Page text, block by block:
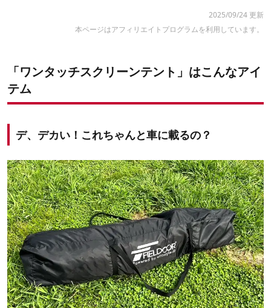
2025/09/24 更新
本ページはアフィリエイトプログラムを利用しています。
「ワンタッチスクリーンテント」はこんなアイ
テム
デ、デカい！これちゃんと車に載るの？